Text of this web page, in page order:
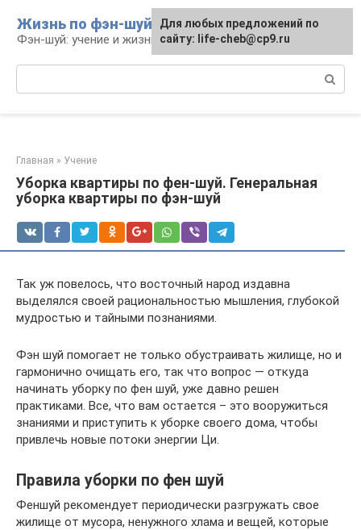
контенту
Жизнь по фэн-шуй
Фэн-шуй: учение и жизнь
Главная » Учение
Уборка квартиры по фен-шуй. Генеральная
уборка квартиры по фэн-шуй
Так уж повелось, что восточный народ издавна
выделялся своей рациональностью мышления, глубокой
мудростью и тайными познаниями.
Фэн шуй помогает не только обустраивать жилище, но и
гармонично очищать его, так что вопрос — откуда
начинать уборку по фен шуй, уже давно решен
практиками. Все, что вам остается – это вооружиться
знаниями и приступить к уборке своего дома, чтобы
привлечь новые потоки энергии Ци.
Правила уборки по фен шуй
Феншуй рекомендует периодически разгружать свое
жилище от мусора, ненужного хлама и вещей, которые
Для любых предложений по
сайту: life-cheb@cp9.ru
Для любых предложений по
сайту: life-cheb@cp9.ru